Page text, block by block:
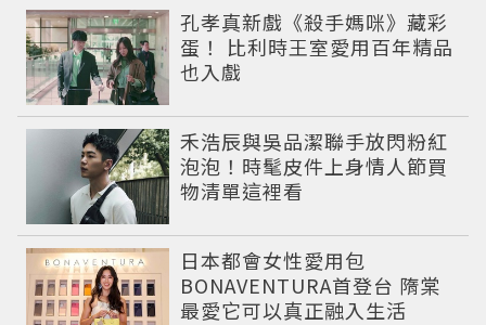
孔孝真新戲《殺手媽咪》藏彩
蛋！ 比利時王室愛用百年精品
也入戲
禾浩辰與吳品潔聯手放閃粉紅
泡泡！時髦皮件上身情人節買
物清單這裡看
日本都會女性愛用包
BONAVENTURA首登台 隋棠
最愛它可以真正融入生活